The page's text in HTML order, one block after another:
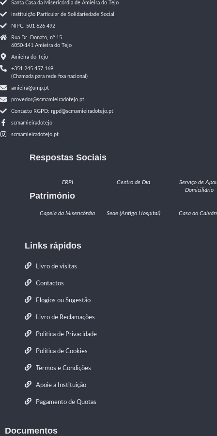
Santa Casa da Misericórdia de Amieira do Tejo
Instituição Particular de Solidariedade Social
NIPC: 501 626 492
Rua Dr. Donato, nº 15
6050-141 Amieira do Tejo
Amieira do Tejo
+351 245 457 169
(Chamada para rede fixa nacional)
amieira@ump.pt
provedor@scmamieiradotejo.pt
Contacto RGPD: rgpd@scmamieiradotejo.pt
scmamieiradotejo
scmamieiradotejo.pt
Respostas Sociais
ERPI Centro de Dia
Serviço de
Domiciliário
Património
Capela da Misericórdia Sede (Antigo Hospital) Casa do
Links rápidos
Livro de visitas
Contactos
Elogios ou Sugestão
Livro de Reclamações
Política de Privacidade
Política de Cookies
Termos e Condições
Apoie a Instituição
Pagamento de Quotas
Documentos